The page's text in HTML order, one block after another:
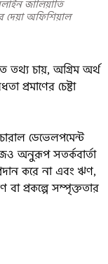
জালিয়াতি
দেয়া অফিশিয়াল
তথ্য চায়, অগ্রিম অর্থ
প্রমাণের চেষ্টা
ডেভেলপমেন্ট
অনুরূপ সতর্কবার্তা
করে না এবং ঋণ,
বা প্রকল্পে সম্পৃক্ততার